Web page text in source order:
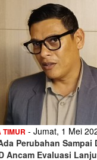
TIMUR - Jumat, 1 Mei
Perubahan Sampai
Ancam Evaluasi